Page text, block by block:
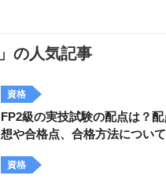
」の人気記事
資格
FP2級の実技試験の配点は？
想や合格点、合格方法につい
資格